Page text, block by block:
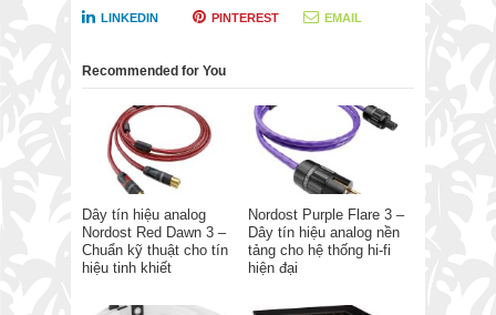
LINKEDIN PINTEREST EMAIL
Recommended for You
Dây tín hiệu analog
Nordost Red Dawn 3 –
Chuẩn kỹ thuật cho tín
hiệu tinh khiết
Nordost Purple Flare 3 –
Dây tín hiệu analog nền
tảng cho hệ thống hi-fi
hiện đại